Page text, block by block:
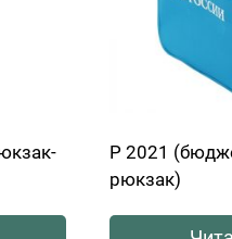
Р 2021
рюкзак)